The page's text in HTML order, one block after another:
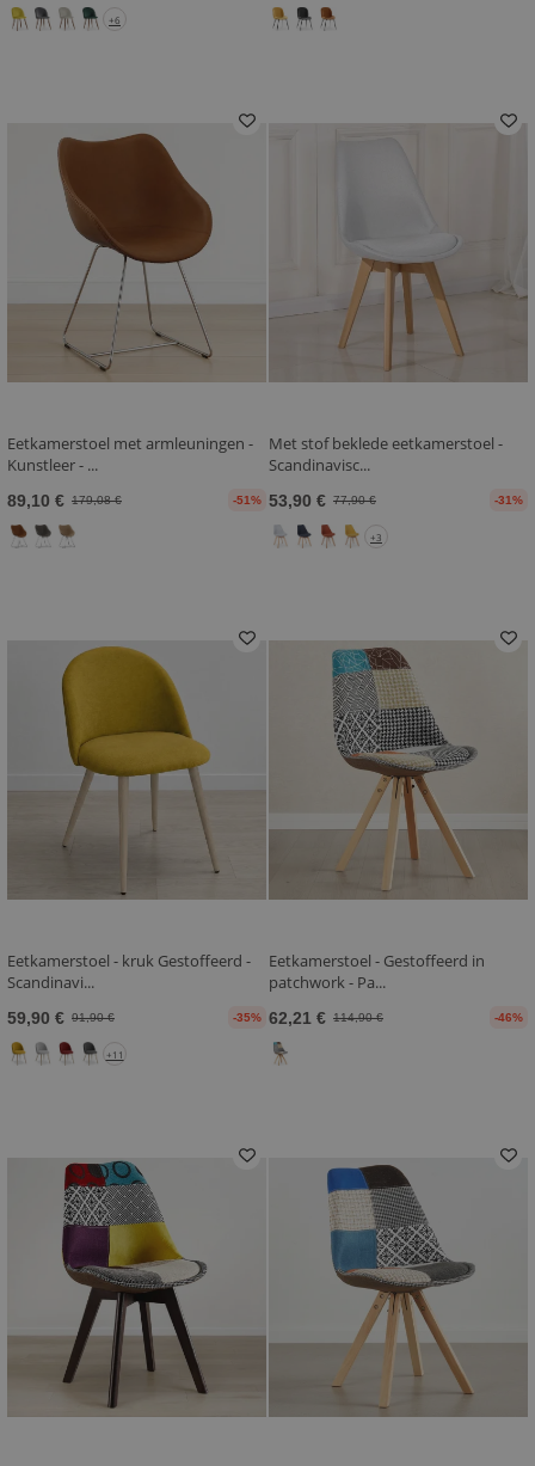
+6
Eetkamerstoel met armleuningen -
Kunstleer - ...
89,10 € 179,08 € -51%
Met stof beklede eetkamerstoel -
Scandinavisc...
53,90 € 77,90 € -31%
+3
Eetkamerstoel - kruk Gestoffeerd -
Scandinavi...
59,90 € 91,90 € -35%
+11
Eetkamerstoel - Gestoffeerd in
patchwork - Pa...
62,21 € 114,90 € -46%